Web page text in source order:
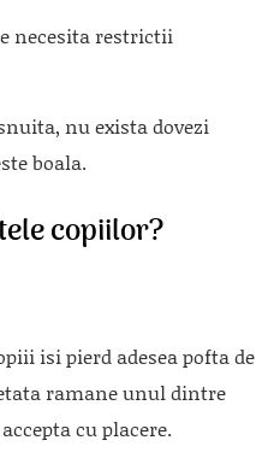
necesita restrictii
nu exista dovezi
boala.
copiilor?
isi pierd adesea pofta de
ramane unul dintre
cu placere.